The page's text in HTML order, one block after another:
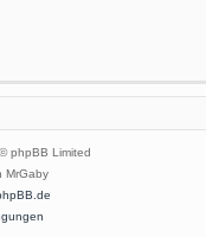
phpBB Limited
MrGaby